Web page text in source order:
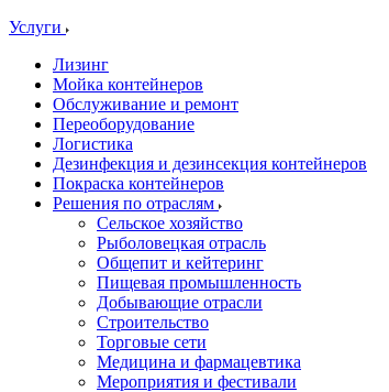
Услуги
Лизинг
Мойка контейнеров
Обслуживание и ремонт
Переоборудование
Логистика
Дезинфекция и дезинсекция контейнеров
Покраска контейнеров
Решения по отраслям
Сельское хозяйство
Рыболовецкая отрасль
Общепит и кейтеринг
Пищевая промышленность
Добывающие отрасли
Строительство
Торговые сети
Медицина и фармацевтика
Мероприятия и фестивали